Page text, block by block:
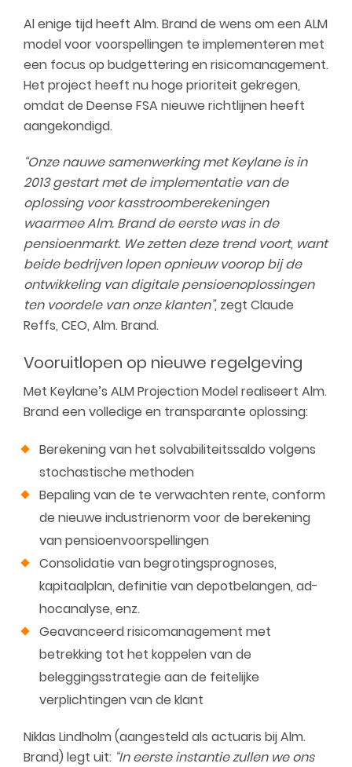
Al enige tijd heeft Alm. Brand de wens om een ALM
model voor voorspellingen te implementeren met
een focus op budgettering en risicomanagement.
Het project heeft nu hoge prioriteit gekregen,
omdat de Deense FSA nieuwe richtlijnen heeft
aangekondigd.
“Onze nauwe samenwerking met Keylane is in
2013 gestart met de implementatie van de
oplossing voor kasstroomberekeningen
waarmee Alm. Brand de eerste was in de
pensioenmarkt. We zetten deze trend voort, want
beide bedrijven lopen opnieuw voorop bij de
ontwikkeling van digitale pensioenoplossingen
ten voordele van onze klanten”, zegt Claude
Reffs, CEO, Alm. Brand.
Vooruitlopen op nieuwe regelgeving
Met Keylane’s ALM Projection Model realiseert Alm.
Brand een volledige en transparante oplossing:
Berekening van het solvabiliteitssaldo volgens
stochastische methoden
Bepaling van de te verwachten rente, conform
de nieuwe industrienorm voor de berekening
van pensioenvoorspellingen
Consolidatie van begrotingsprognoses,
kapitaalplan, definitie van depotbelangen, ad-
hocanalyse, enz.
Geavanceerd risicomanagement met
betrekking tot het koppelen van de
beleggingsstrategie aan de feitelijke
verplichtingen van de klant
Niklas Lindholm (aangesteld als actuaris bij Alm.
Brand) legt uit: “In eerste instantie zullen we ons